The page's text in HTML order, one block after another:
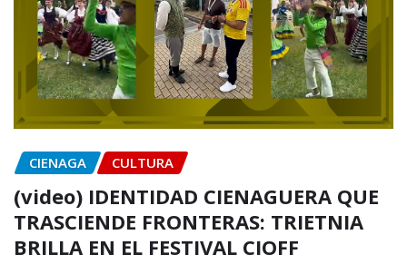
CIENAGA CULTURA
(video) IDENTIDAD CIENAGUERA QUE
TRASCIENDE FRONTERAS: TRIETNIA
BRILLA EN EL FESTIVAL CIOFF